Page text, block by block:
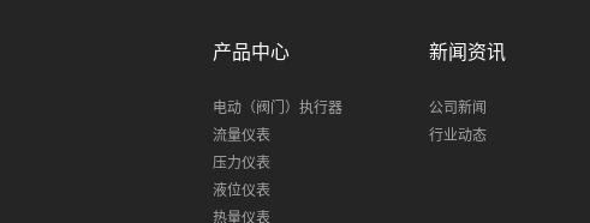
产品中心
电动（阀门）执行器
流量仪表
压力仪表
液位仪表
热量仪表
新闻资讯
公司新闻
行业动态